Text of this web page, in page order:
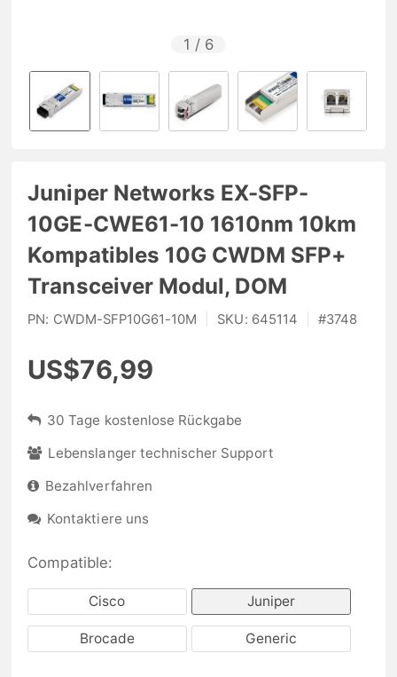
1 / 6
Juniper Networks EX-SFP-
10GE-CWE61-10 1610nm 10km
Kompatibles 10G CWDM SFP+
Transceiver Modul, DOM
PN: CWDM-SFP10G61-10M SKU: 645114 #3748
US$76,99
30 Tage kostenlose Rückgabe
Lebenslanger technischer Support
Bezahlverfahren
Kontaktiere uns
Compatible:
Cisco Juniper
Brocade Generic